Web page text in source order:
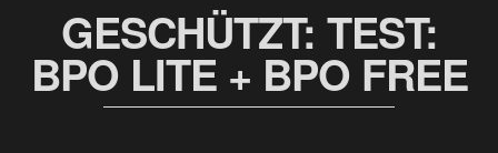
GESCHÜTZT: TEST:
BPO LITE + BPO FREE